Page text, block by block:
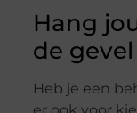
Hang
de
Heb je een